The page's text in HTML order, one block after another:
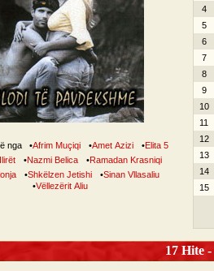
nga •Afrim Muçiqi •Amet Azizi •Elita 5
•Nazmi Belica •Ramadan Krasniqi
•Shkëlzen Jetishi •Sinan Vllasaliu
•Vëllezërit Aliu
4
5
6
7
8
9
10
11
12
13
14
15
17 Hite